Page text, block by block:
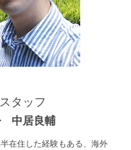
タッフ
中居良輔
在住した経験もある、海外